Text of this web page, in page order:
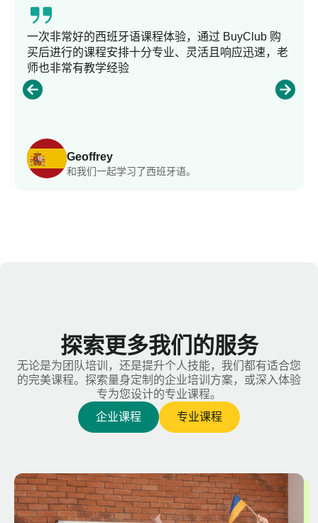
Geoffrey
和我们一起学习了西班牙语。
一次非常好的西班牙语课程体验，通过 BuyClub 购
买后进行的课程安排十分专业、灵活且响应迅速，老
师也非常有教学经验
探索更多我们的服务
无论是为团队培训，还是提升个人技能，我们都有适合您
的完美课程。探索量身定制的企业培训方案，或深入体验
专为您设计的专业课程。
企业课程
专业课程